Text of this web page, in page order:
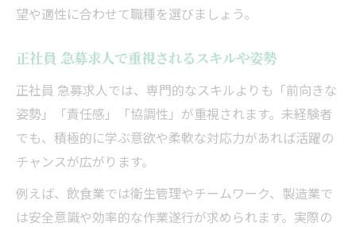
望や適性に合わせて職種を選びましょう。
正社員 急募求人で重視されるスキルや姿勢
正社員 急募求人では、専門的なスキルよりも「前向きな
姿勢」「責任感」「協調性」が重視されます。未経験者
でも、積極的に学ぶ意欲や柔軟な対応力があれば活躍の
チャンスが広がります。
例えば、飲食業では衛生管理やチームワーク、製造業で
は安全意識や効率的な作業遂行が求められます。実際の